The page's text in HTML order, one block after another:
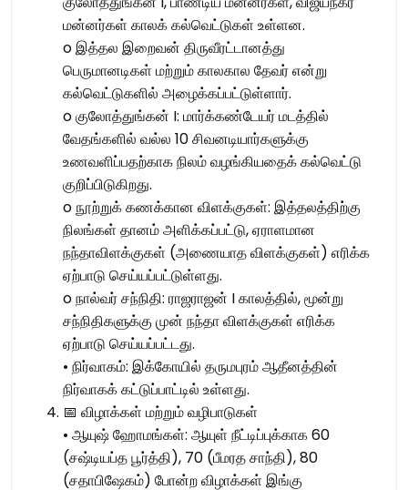
மன்னர்கள் காலக் கல்வெட்டுகள் உள்ளன.
o இத்தல இறைவன் திருவீரட்டானத்து
பெருமானடிகள் மற்றும் காலகால தேவர் என்று
கல்வெட்டுகளில் அழைக்கப்பட்டுள்ளார்.
o குலோத்துங்கன் I: மார்க்கண்டேயர் மடத்தில்
வேதங்களில் வல்ல 10 சிவனடியார்களுக்கு
உணவளிப்பதற்காக நிலம் வழங்கியதைக் கல்வெட்டு
குறிப்பிடுகிறது.
o நூற்றுக் கணக்கான விளக்குகள்: இத்தலத்திற்கு
நிலங்கள் தானம் அளிக்கப்பட்டு, ஏராளமான
நந்தாவிளக்குகள் (அணையாத விளக்குகள்) எரிக்க
ஏற்பாடு செய்யப்பட்டுள்ளது.
o நால்வர் சந்நிதி: ராஜராஜன் I காலத்தில், மூன்று
சந்நிதிகளுக்கு முன் நந்தா விளக்குகள் எரிக்க
ஏற்பாடு செய்யப்பட்டது.
• நிர்வாகம்: இக்கோயில் தருமபுரம் ஆதீனத்தின்
நிர்வாகக் கட்டுப்பாட்டில் உள்ளது.
📅 விழாக்கள் மற்றும் வழிபாடுகள்
• ஆயுஷ் ஹோமங்கள்: ஆயுள் நீட்டிப்புக்காக 60
(சஷ்டியப்த பூர்த்தி), 70 (பீமரத சாந்தி), 80
(சதாபிஷேகம்) போன்ற விழாக்கள் இங்கு